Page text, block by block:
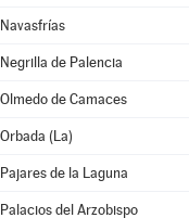
Navasfrías
Negrilla de Palencia
Olmedo de Camaces
Orbada (La)
Pajares de la Laguna
Palacios del Arzobispo